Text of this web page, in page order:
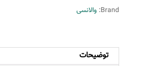
دارچینی
CW6
عدد
Brand: والانسی
توضیحات